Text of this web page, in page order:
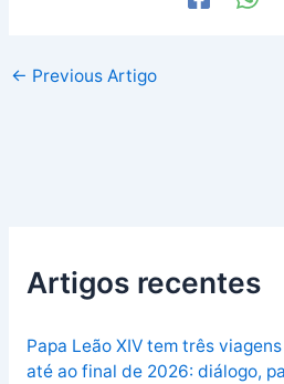
← Previous Artigo
Artigos recentes
Papa Leão XIV tem três
até ao final de 2026: diálogo,